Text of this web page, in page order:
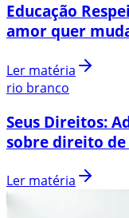
Educação
amor quer
Ler matéria
rio branco
Seus Direitos:
sobre direito
Ler matéria